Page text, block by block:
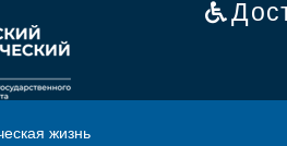
жизнь